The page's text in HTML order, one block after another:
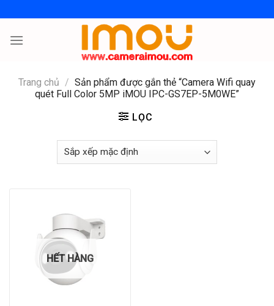
to
content
Trang chủ / Sản phẩm được gắn thẻ “Camera Wifi quay
quét Full Color 5MP iMOU IPC-GS7EP-5M0WE”
LỌC
HẾT HÀNG